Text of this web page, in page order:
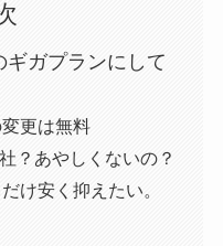
ガプランにして
更は無料
？あやしくないの？
け安く抑えたい。